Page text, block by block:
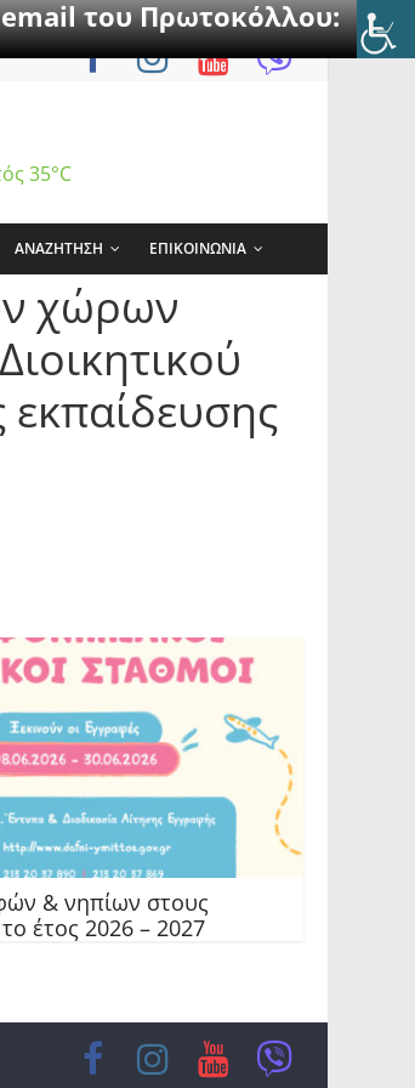
email του Πρωτοκόλλου:
35°C
ΑΝΑΖΗΤΗΣΗ ΕΠΙΚΟΙΝΩΝΙΑ
χώρων
& νηπίων στους
έτος 2026 – 2027